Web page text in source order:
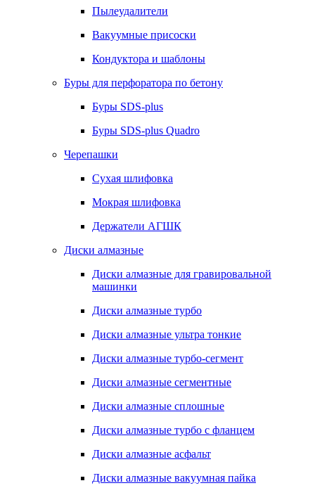
Пылеудалители
Вакуумные присоски
Кондуктора и шаблоны
Буры для перфоратора по бетону
Буры SDS-plus
Буры SDS-plus Quadro
Черепашки
Сухая шлифовка
Мокрая шлифовка
Держатели АГШК
Диски алмазные
Диски алмазные для гравировальной
машинки
Диски алмазные турбо
Диски алмазные ультра тонкие
Диски алмазные турбо-сегмент
Диски алмазные сегментные
Диски алмазные сплошные
Диски алмазные турбо с фланцем
Диски алмазные асфальт
Диски алмазные вакуумная пайка